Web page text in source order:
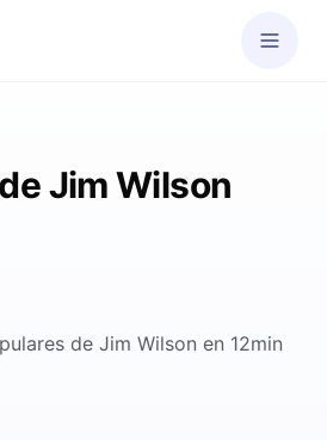
Jim Wilson
de Jim Wilson en 12min